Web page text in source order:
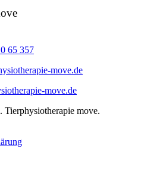
65 357
move.de
move.de
move.